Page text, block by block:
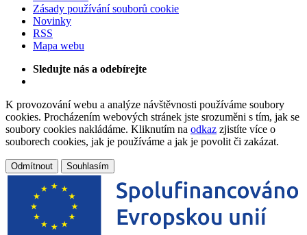
Zásady používání souborů cookie
Novinky
RSS
Mapa webu
Sledujte nás a odebírejte
K provozování webu a analýze návštěvnosti používáme soubory
cookies. Procházením webových stránek jste srozuměni s tím, jak se
soubory cookies nakládáme. Kliknutím na odkaz zjistíte více o
souborech cookies, jak je používáme a jak je povolit či zakázat.
Odmítnout Souhlasím